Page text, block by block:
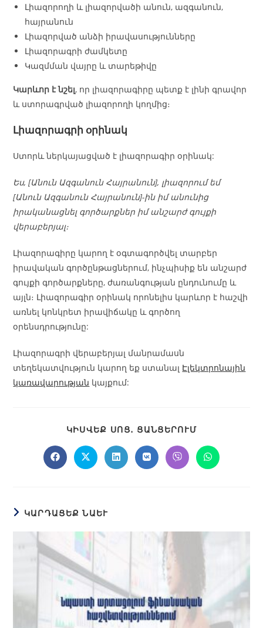
Լիազորողի և լիազորվածի անուն, ազգանուն,
հայրանուն
Լիազորված անձի իրավասությունները
Լիազորագրի ժամկետը
Կազմման վայրը և տարեթիվը
Կարևոր է նշել, որ լիազորագիրը պետք է լինի գրավոր
և ստորագրված լիազորողի կողմից։
Լիազորագրի օրինակ
Ստորև ներկայացված է լիազորագիր օրինակ:
Ես, [Անուն Ազգանուն Հայրանուն], լիազորում եմ
[Անուն Ազգանուն Հայրանուն]-ին իմ անունից
իրականացնել գործարքներ իմ անշարժ գույքի
վերաբերյալ։
Լիազորագիրը կարող է օգտագործվել տարբեր
իրավական գործընթացներում, ինչպիսիք են անշարժ
գույքի գործարքները, ժառանգության ընդունումը և
այլն։ Լիազորագիր օրինակ որոնելիս կարևոր է հաշվի
առնել կոնկրետ իրավիճակը և գործող
օրենսդրությունը:
Լիազորագրի վերաբերյալ մանրամասն
տեղեկատվություն կարող եք ստանալ Էլեկտրոնային
կառավարության կայքում:
ԿԻՍՎԵՔ ՍՈՑ․ ՑԱՆՑԵՐՈՒՄ
ԿԱՐԴԱՑԵՔ ՆԱԵՒ